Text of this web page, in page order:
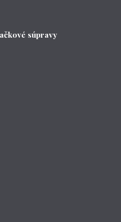
súpravy